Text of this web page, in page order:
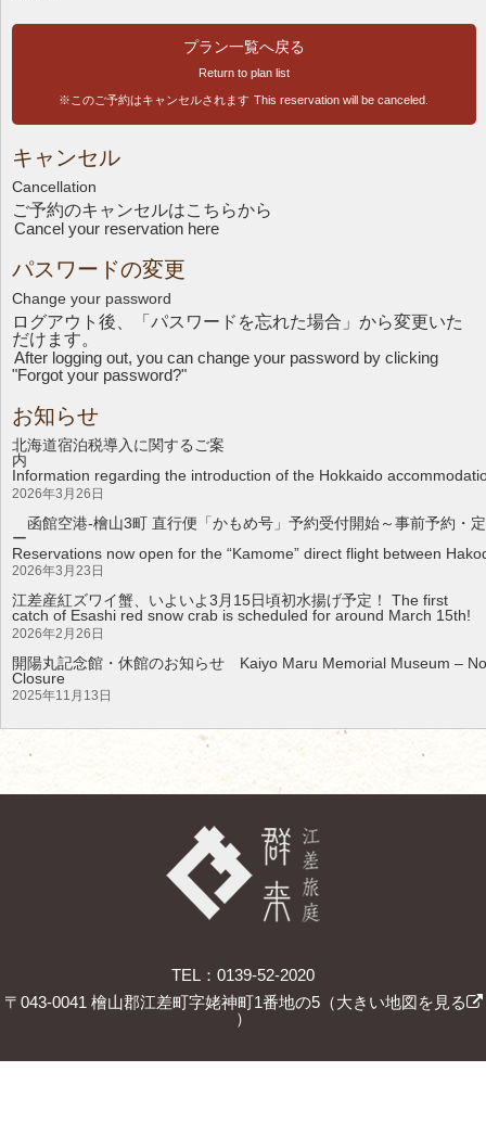
プラン一覧へ戻る
Return to plan list
※このご予約はキャンセルされます This reservation will be canceled.
キャンセル
Cancellation
ご予約のキャンセルはこちらから
Cancel your reservation here
パスワードの変更
Change your password
ログアウト後、「パスワードを忘れた場合」から変更いた
だけます。
After logging out, you can change your password by clicking
"Forgot your password?"
お知らせ
北海道宿泊税導入に関するご案
Information regarding the introduction of the Hokkaido
2026年3月26日
函館空港-檜山3町 直行便「かもめ号」予約受付開始～事前予約・
Reservations now open for the “Kamome” direct flight between
2026年3月23日
江差産紅ズワイ蟹、いよいよ3月15日頃初水揚げ予定！ The first
catch of Esashi red snow crab is scheduled for around March 15th!
2026年2月26日
開陽丸記念館・休館のお知らせ Kaiyo Maru Memorial Museum –
2025年11月13日
TEL：0139-52-2020
〒043-0041 檜山郡江差町字姥神町1番地の5（大きい地図を見る
）